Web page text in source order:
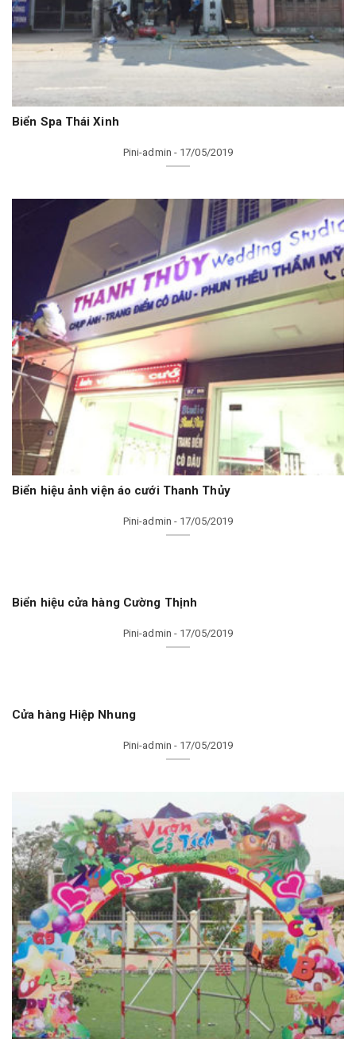
Biển Spa Thái Xinh
Pini-admin - 17/05/2019
Biển hiệu ảnh viện áo cưới Thanh Thủy
Pini-admin - 17/05/2019
Biển hiệu cửa hàng Cường Thịnh
Pini-admin - 17/05/2019
Cửa hàng Hiệp Nhung
Pini-admin - 17/05/2019